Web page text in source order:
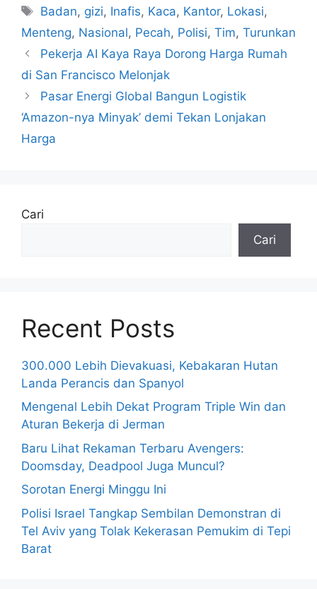
Tag
Badan, gizi, Inafis, Kaca, Kantor, Lokasi,
Menteng, Nasional, Pecah, Polisi, Tim, Turunkan
Pekerja AI Kaya Raya Dorong Harga Rumah
di San Francisco Melonjak
Pasar Energi Global Bangun Logistik
‘Amazon-nya Minyak’ demi Tekan Lonjakan
Harga
Cari
Cari
Recent Posts
300.000 Lebih Dievakuasi, Kebakaran Hutan
Landa Perancis dan Spanyol
Mengenal Lebih Dekat Program Triple Win dan
Aturan Bekerja di Jerman
Baru Lihat Rekaman Terbaru Avengers:
Doomsday, Deadpool Juga Muncul?
Sorotan Energi Minggu Ini
Polisi Israel Tangkap Sembilan Demonstran di
Tel Aviv yang Tolak Kekerasan Pemukim di Tepi
Barat